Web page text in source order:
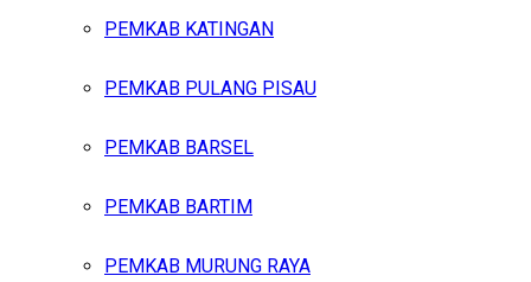
PEMKAB KATINGAN
PEMKAB PULANG PISAU
PEMKAB BARSEL
PEMKAB BARTIM
PEMKAB MURUNG RAYA